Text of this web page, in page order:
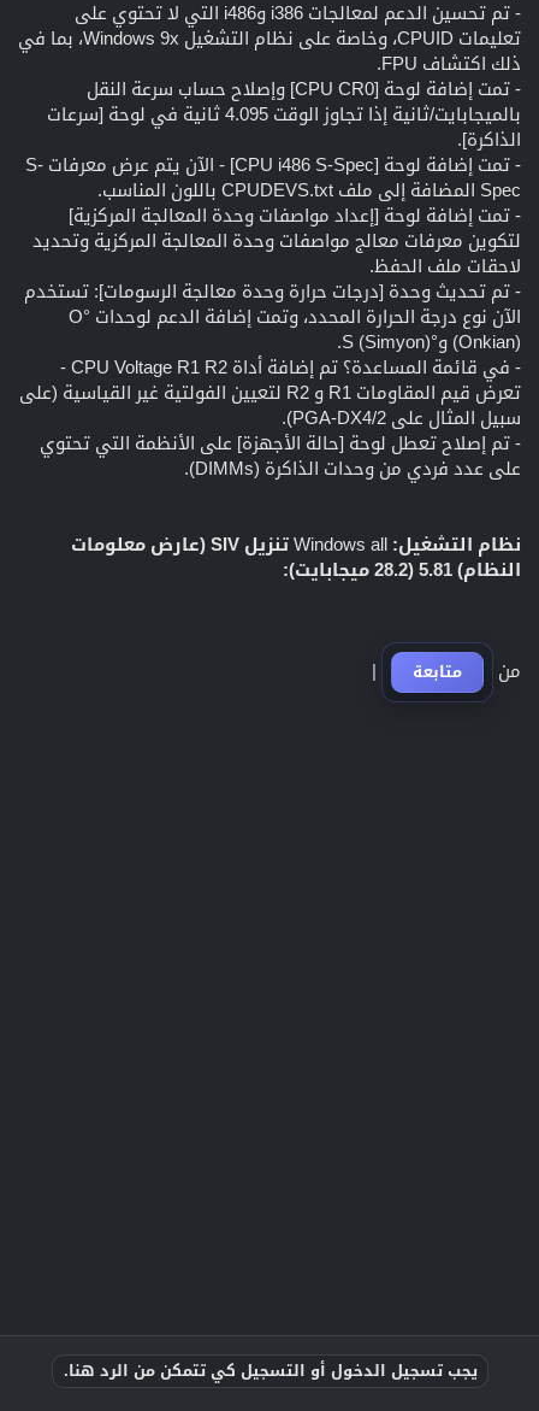
- تم تحسين الدعم لمعالجات i386 وi486 التي لا تحتوي على
تعليمات CPUID، وخاصة على نظام التشغيل Windows 9x، بما في
ذلك اكتشاف FPU.
- تمت إضافة لوحة [CPU CR0] وإصلاح حساب سرعة النقل
بالميجابايت/ثانية إذا تجاوز الوقت 4.095 ثانية في لوحة [سرعات
الذاكرة].
- تمت إضافة لوحة [CPU i486 S-Spec] - الآن يتم عرض معرفات S-
Spec المضافة إلى ملف CPUDEVS.txt باللون المناسب.
- تمت إضافة لوحة [إعداد مواصفات وحدة المعالجة المركزية]
لتكوين معرفات معالج مواصفات وحدة المعالجة المركزية وتحديد
لاحقات ملف الحفظ.
- تم تحديث وحدة [درجات حرارة وحدة معالجة الرسومات]: تستخدم
الآن نوع درجة الحرارة المحدد، وتمت إضافة الدعم لوحدات °O
(Onkian) و°S (Simyon).
- في قائمة المساعدة؟ تم إضافة أداة CPU Voltage R1 R2 -
تعرض قيم المقاومات R1 و R2 لتعيين الفولتية غير القياسية (على
سبيل المثال على PGA-DX4/2).
- تم إصلاح تعطل لوحة [حالة الأجهزة] على الأنظمة التي تحتوي
على عدد فردي من وحدات الذاكرة (DIMMs).
نظام التشغيل:
تنزيل SIV (عارض معلومات
النظام) 5.81 (28.2 ميجابايت):
من متابعة |
يجب تسجيل الدخول أو التسجيل كي تتمكن من الرد هنا.